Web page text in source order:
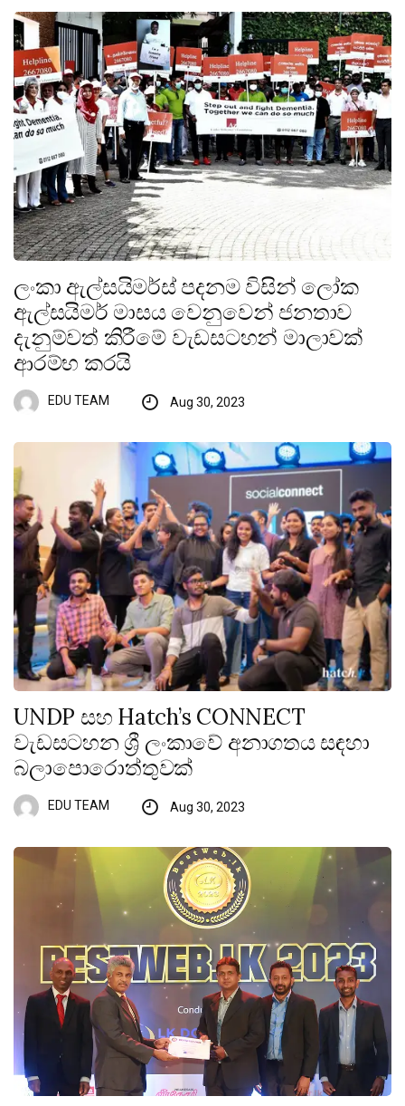
ලංකා ඇල්සයිමර්ස් පදනම විසින් ලෝක
ඇල්සයිමර් මාසය වෙනුවෙන් ජනතාව
දැනුම්වත් කිරීමේ වැඩසටහන් මාලාවක්
ආරම්භ කරයි
EDU TEAM Aug 30, 2023
UNDP සහ Hatch’s CONNECT
වැඩසටහන ශ්‍රී ලංකාවේ අනාගතය සඳහා
බලාපොරොත්තුවක්
EDU TEAM Aug 30, 2023